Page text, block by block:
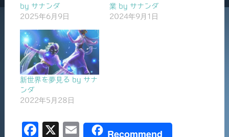
by サナンダ
2025年6月9日
業 by サナンダ
2024年9月1日
新世界を夢見る by サナ
ンダ
2022年5月28日
F
X
E
Recommend